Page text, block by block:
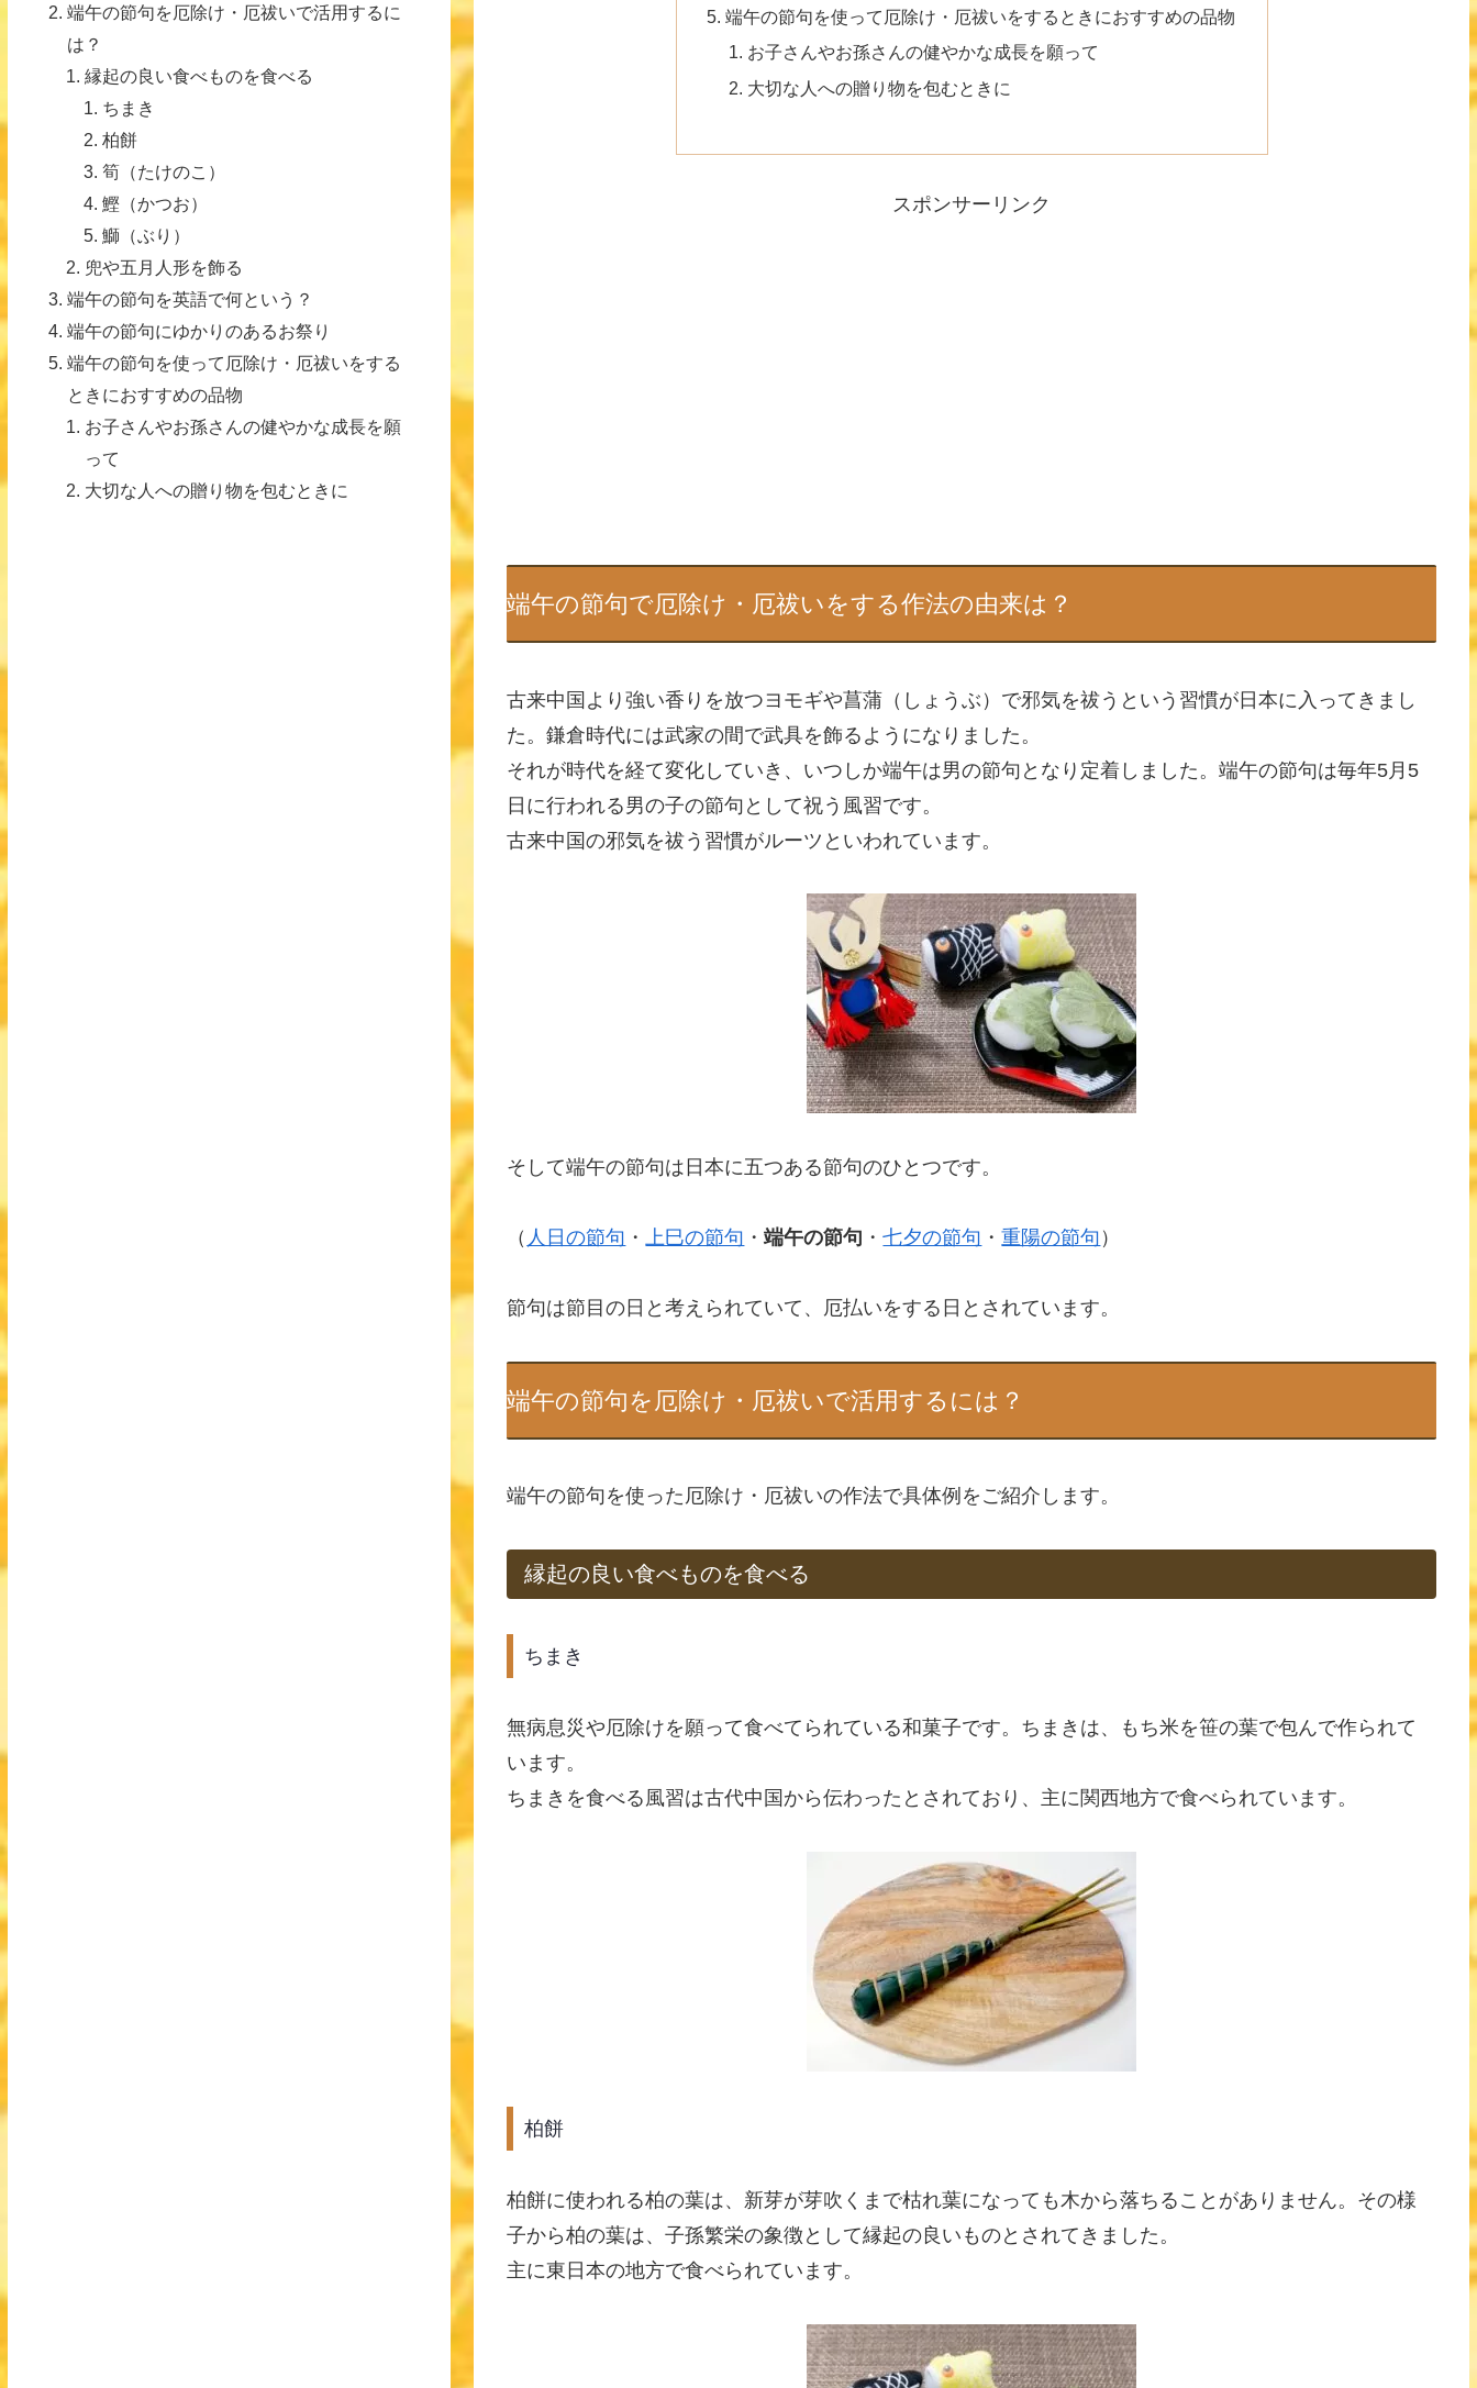
端午の節句を使って厄除け・厄祓いをするときにおすすめの品物
お子さんやお孫さんの健やかな成長を願って
大切な人への贈り物を包むときに
スポンサーリンク
端午の節句で厄除け・厄祓いをする作法の由来は？
古来中国より強い香りを放つヨモギや菖蒲（しょうぶ）で邪気を祓うという習慣が日本に入ってきまし
た。鎌倉時代には武家の間で武具を飾るようになりました。
それが時代を経て変化していき、いつしか端午は男の節句となり定着しました。端午の節句は毎年5月5
日に行われる男の子の節句として祝う風習です。
古来中国の邪気を祓う習慣がルーツといわれています。
そして端午の節句は日本に五つある節句のひとつです。
（ 人日の節句 ・ 上巳の節句 ・端午の節句 ・七夕の節句 ・重陽の節句 ）
節句は節目の日と考えられていて、厄払いをする日とされています。
端午の節句を厄除け・厄祓いで活用するには？
端午の節句を使った厄除け・厄祓いの作法で具体例をご紹介します。
縁起の良い食べものを食べる
ちまき
無病息災や厄除けを願って食べてられている和菓子です。ちまきは、もち米を笹の葉で包んで作られて
います。
ちまきを食べる風習は古代中国から伝わったとされており、主に関西地方で食べられています。
柏餅
柏餅に使われる柏の葉は、新芽が芽吹くまで枯れ葉になっても木から落ちることがありません。その様
子から柏の葉は、子孫繁栄の象徴として縁起の良いものとされてきました。
主に東日本の地方で食べられています。
端午の節句を厄除け・厄祓いで活用するに
は？
縁起の良い食べものを食べる
ちまき
柏餅
筍（たけのこ）
鰹（かつお）
鰤（ぶり）
兜や五月人形を飾る
端午の節句を英語で何という？
端午の節句にゆかりのあるお祭り
端午の節句を使って厄除け・厄祓いをする
ときにおすすめの品物
お子さんやお孫さんの健やかな成長を願
って
大切な人への贈り物を包むときに